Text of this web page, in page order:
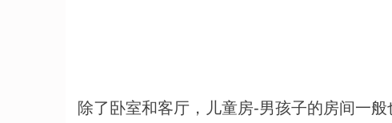
除了卧室和客厅，儿童房-男孩子的房间一